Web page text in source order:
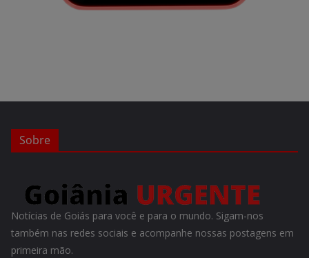
Sobre
Notícias de Goiás para você e para o mundo. Sigam-nos
também nas redes sociais e acompanhe nossas postagens em
primeira mão.